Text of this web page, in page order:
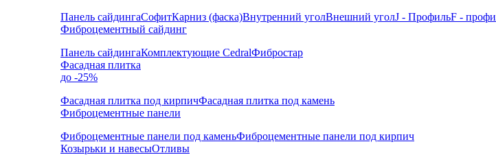
Панель сайдингаСофитКарниз (фаска)Внутренний уголВнешний уголJ - ПрофильF -
Фиброцементный сайдинг
Панель сайдингаКомплектующие CedralФибростар
Фасадная плитка
до -25%
Фасадная плитка под кирпичФасадная плитка под камень
Фиброцементные панели
Фиброцементные панели под каменьФиброцементные панели под кирпич
Козырьки и навесыОтливы